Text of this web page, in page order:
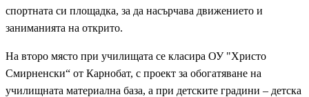
спортната си площадка, за да насърчава движението и
заниманията на открито.
На второ място при училищата се класира ОУ "Христо
Смирненски“ от Карнобат, с проект за обогатяване на
училищната материална база, а при детските градини – детска